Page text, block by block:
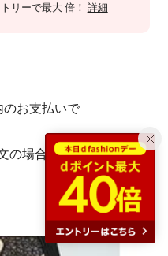
トリーで最大 倍！ 詳細
のお支払いで
の場合)